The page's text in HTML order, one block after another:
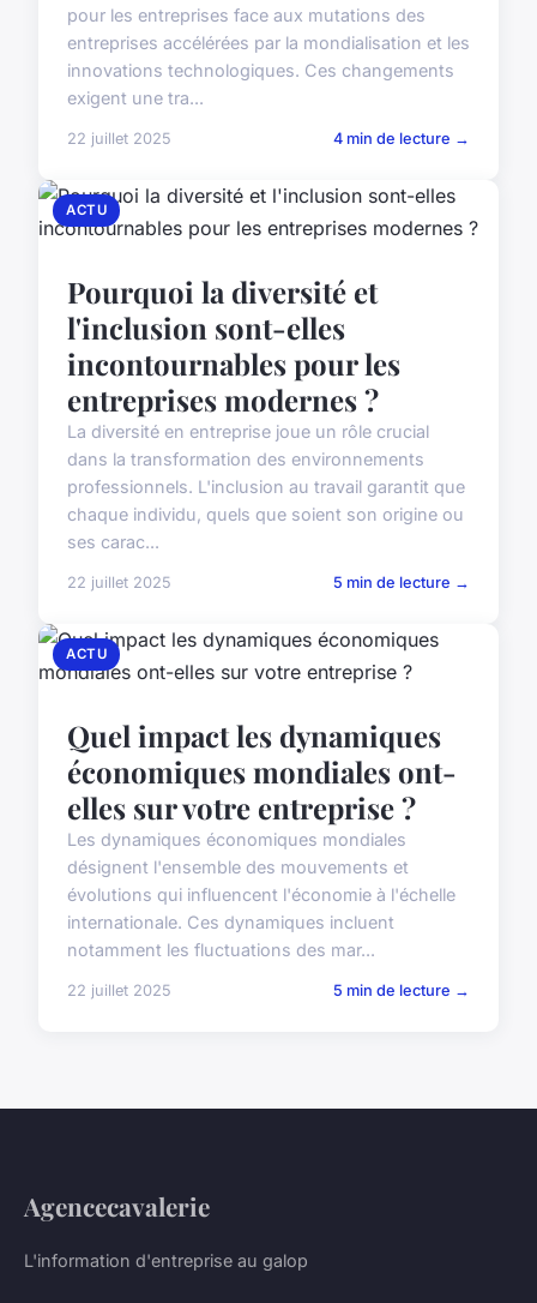
pour les entreprises face aux mutations des
entreprises accélérées par la mondialisation et les
innovations technologiques. Ces changements
exigent une tra...
22 juillet 2025 4 min de lecture →
ACTU
Pourquoi la diversité et
l'inclusion sont-elles
incontournables pour les
entreprises modernes ?
La diversité en entreprise joue un rôle crucial
dans la transformation des environnements
professionnels. L'inclusion au travail garantit que
chaque individu, quels que soient son origine ou
ses carac...
22 juillet 2025 5 min de lecture →
ACTU
Quel impact les dynamiques
économiques mondiales ont-
elles sur votre entreprise ?
Les dynamiques économiques mondiales
désignent l'ensemble des mouvements et
évolutions qui influencent l'économie à l'échelle
internationale. Ces dynamiques incluent
notamment les fluctuations des mar...
22 juillet 2025 5 min de lecture →
Agencecavalerie
L'information d'entreprise au galop